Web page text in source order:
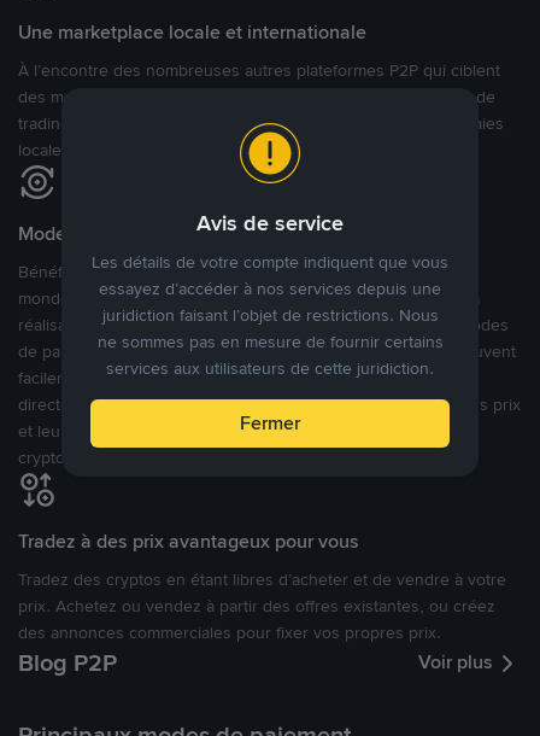
Une marketplace locale et internationale
À l’encontre des nombreuses autres plateformes P2P qui ciblent
des marchés spécifiques, Binance P2P offre une expérience de
trading véritablement internationale grâce à plus de 70 monnaies
locales.
Modes de paiement flexibles
Bénéficiant de la confiance de millions d’utilisateurs dans le
monde, Binance P2P fournit une plateforme sécurisée pour la
réalisation de trades en cryptomonnaies dans plus de 800 modes
de paiement et plus de 100 monnaies fiat. Les utilisateurs peuvent
facilement acheter, vendre et trader des cryptomonnaies
directement avec d’autres utilisateurs, tout en définissant leurs prix
et leurs modes de paiement préférés sur une Marketplace de
cryptomonnaies ouverte.
Tradez à des prix avantageux pour vous
Tradez des cryptos en étant libres d’acheter et de vendre à votre
prix. Achetez ou vendez à partir des offres existantes, ou créez
des annonces commerciales pour fixer vos propres prix.
Blog P2P Voir plus
Avis de service
Les détails de votre compte indiquent que vous
essayez d’accéder à nos services depuis une
juridiction faisant l’objet de restrictions. Nous
ne sommes pas en mesure de fournir certains
services aux utilisateurs de cette juridiction.
Fermer